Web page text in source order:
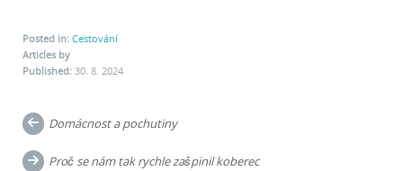
Posted in: Cestování
Articles by
Published: 30. 8. 2024
Post
navigation
Domácnost a pochutiny
Proč se nám tak rychle zašpinil koberec